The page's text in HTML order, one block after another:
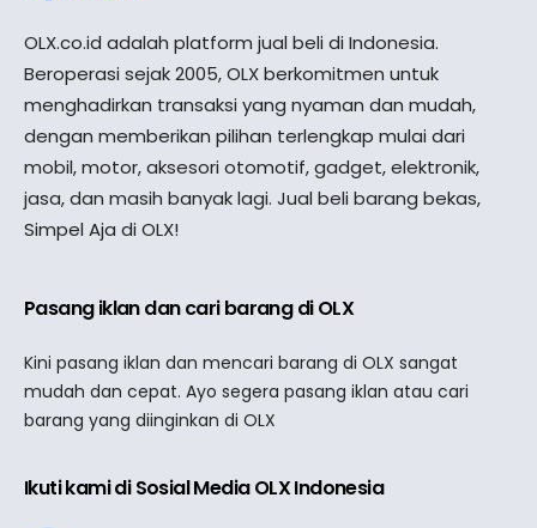
OLX.co.id adalah platform jual beli di Indonesia.
Beroperasi sejak 2005, OLX berkomitmen untuk
menghadirkan transaksi yang nyaman dan mudah,
dengan memberikan pilihan terlengkap mulai dari
mobil, motor, aksesori otomotif, gadget, elektronik,
jasa, dan masih banyak lagi. Jual beli barang bekas,
Simpel Aja di OLX!
Pasang iklan dan cari barang di OLX
Kini pasang iklan dan mencari barang di OLX sangat
mudah dan cepat. Ayo segera pasang iklan atau cari
barang yang diinginkan di OLX
Ikuti kami di Sosial Media OLX Indonesia